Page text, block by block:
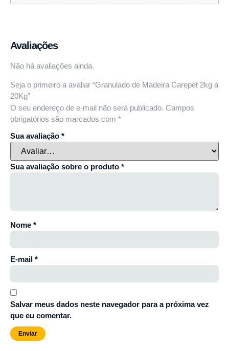
Avaliações
Não há avaliações ainda.
Seja o primeiro a avaliar “Granulado de Madeira Carepet 2kg a
20Kg”
O seu endereço de e-mail não será publicado. Campos
obrigatórios são marcados com *
Sua avaliação *
Sua avaliação sobre o produto *
Nome *
E-mail *
Salvar meus dados neste navegador para a próxima vez
que eu comentar.